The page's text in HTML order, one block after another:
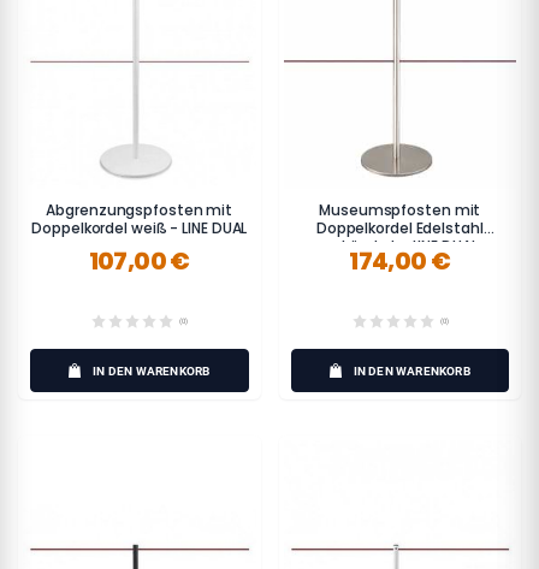
Abgrenzungspfosten mit
Doppelkordel weiß - LINE DUAL
107,00 €
(0)
IN DEN WARENKORB
Museumspfosten mit
Doppelkordel Edelstahl
gebürstet - LINE DUAL
174,00 €
(0)
IN DEN WARENKORB